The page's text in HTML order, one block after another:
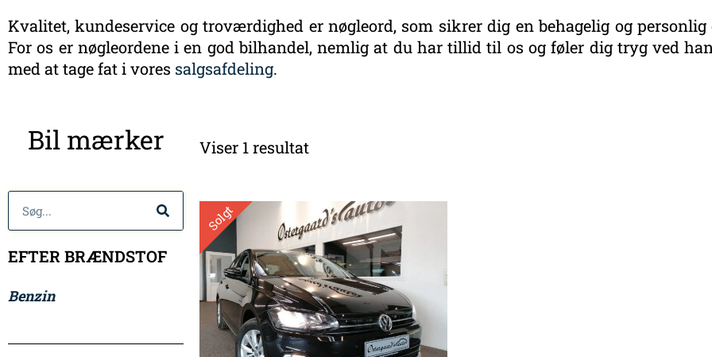
Kvalitet, kundeservice og troværdighed er nøgleord, som sikrer dig en behagelig og
For os er nøgleordene i en god bilhandel, nemlig at du har tillid til os og føler dig tryg ved
med at tage fat i vores salgsafdeling.
Bil mærker
Søg
EFTER BRÆNDSTOF
Benzin
Viser 1 resultat
Solgt